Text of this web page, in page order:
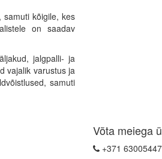
samuti kõigile, kes
on saadav
jalgpalli- ja
vajalik varustus ja
samuti
Võta meiega
+371